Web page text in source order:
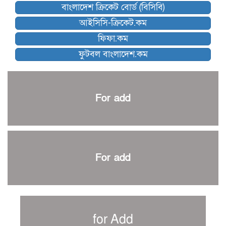
কিউট-ডিআরইউ দাবায় মোরসালিন চ্যাম্পিয়ন
ব্রাদার্সকে হারিয়ে ফাইনালে মোহামেডান
নেইমারকে নিয়েই বিশ্বকাপে ব্রাজিলের প্রাথমিক স্কোয়াড
আর্জেন্টিনার ৫৫ সদস্যের প্রাথমিক দল ঘোষণা
পাকিস্তানের বিপক্ষে ঐতিহাসিক জয়ে ক্রীড়া প্রতিমন্ত্রীর অভিনন্দন
শান্ত-মুমিনুলদের ব্যাটে প্রথম দিন বাংলাদেশের
প্রচার বিমুখ এক ক্রীড়া অন্তপ্রাণ সংগঠক
সাফের হ্যাটট্রিক মিশনে থাইল্যান্ডের পথে আফঈদারা
বাংলাদেশ ক্রিকেট বোর্ড (বিসিবি)
আইসিসি-ক্রিকেট.কম
ফিফা.কম
ফুটবল বাংলাদেশ.কম
For add
For add
for Add